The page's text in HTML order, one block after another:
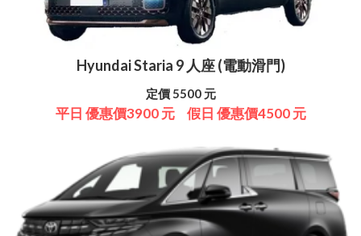
Hyundai Staria 9 人座 (電動滑門)
定價 5500 元
平日 優惠價3900 元 假日 優惠價4500 元